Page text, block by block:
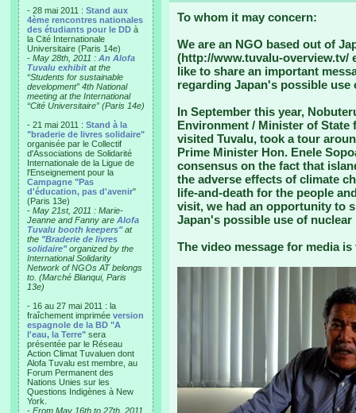
- 28 mai 2011 : Stand aux
4ème rencontres nationales
des étudiants pour le DD à
la Cité Internationale
Universitaire (Paris 14e)
- May 28th, 2011 : An Alofa
Tuvalu exhibit at the
“Students for sustainable
development” 4th National
meeting at the International
“Cité Universitaire” (Paris 14e)
- 21 mai 2011 : Stand à la
"braderie de livres solidaire"
organisée par le Collectif
d'Associations de Solidarité
Internationale de la Ligue de
l'Enseignement pour la
Campagne "Pas
d'éducation, pas d'avenir"
(Paris 13e)
- May 21st, 2011 : Marie-
Jeanne and Fanny are Alofa
Tuvalu booth keepers"at
the "Braderie de livres
solidaire"organized by the
International Solidarity
Network of NGOs AT belongs
to. (Marché Blanqui, Paris
13e)
- 16 au 27 mai 2011 : la
fraîchement imprimée version
espagnole de la BD "A
l'eau, la Terre" sera
présentée par le Réseau
Action Climat Tuvaluen dont
Alofa Tuvalu est membre, au
Forum Permanent des
Nations Unies sur les
Questions Indigènes à New
York.
- From May 16th to 27th, 2011
To whom it may concern:
We are an NGO based out of
(http://www.tuvalu-overview.tv/
like to share an important
regarding Japan's possible use
In September this year,
Environment / Minister of State
visited Tuvalu, took a tour
Prime Minister Hon. Enele
consensus on the fact that
the adverse effects of climate
life-and-death for the people
visit, we had an opportunity to
Japan's possible use of nuclear
The video message for media